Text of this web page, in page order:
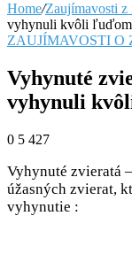
Home/Zaujímavosti z
vyhynuli kvôli ľuďom
ZAUJÍMAVOSTI O
Vyhynuté
vyhynuli
0 5 427
Vyhynuté zvieratá
úžasných zvierat,
vyhynutie :